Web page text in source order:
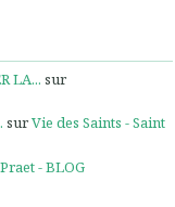
LA... sur
surVie des Saints - Saint
- BLOG